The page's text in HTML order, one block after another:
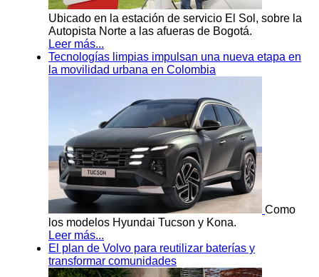
Ubicado en la estación de servicio El Sol, sobre la
Autopista Norte a las afueras de Bogotá.
Leer más...
Tecnologías limpias impulsan una nueva etapa en
la movilidad urbana en Colombia
Como
los modelos Hyundai Tucson y Kona.
Leer más...
El plan de Volvo para reutilizar baterías y
transformar comunidades